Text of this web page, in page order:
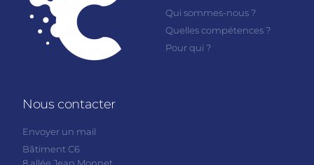
Qui sommes-nous ?
Quelles compétences ?
Pour qui ?
Nous contacter
Envoyer un mail
Bâtiment C6